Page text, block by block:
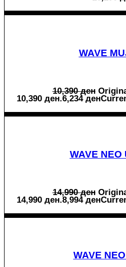
WAVE
10,390ден
10,390 ден.6,234ден
WAVE NEO
14,990ден
14,990 ден.8,994ден
WAVE